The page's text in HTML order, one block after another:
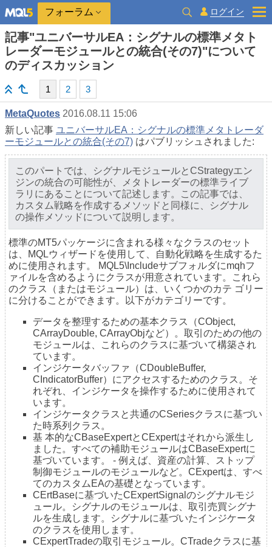
フォーラム ログイン
記事"ユニバーサルEA：シグナルの標準メタト
レーダーモジュールとの統合(その7)"について
のディスカッション
1 2 3
MetaQuotes 2016.08.11 15:06
新しい記事 ユニバーサルEA：シグナルの標準メタトレーダ
ーモジュールとの統合(その7) はパブリッシュされました:
このパートでは、シグナルモジュールとCStrategyエン
ジンの統合の可能性が、メタトレーダーの標準ライブ
ラリにあることについて記述します。この記事では、
カスタム戦略を作成するメソッドと同様に、シグナル
の操作メソッドについて説明します。
標準のMT5パッケージに含まれる様々なクラスのセット
は、MQLウィザードを使用して、自動化戦略を生成するた
めに使用されます。 MQL5\Includeサブフォルダにmqhフ
ァイルを含めるようにクラスが用意されています。これら
のクラス（またはモジュール）は、いくつかのカテ ゴリー
に分けることができます。以下がカテゴリーです。
データを整理するための基本クラス（CObject,
CArrayDouble, CArrayObjなど）。取引のための他の
モジュールは、これらのクラスに基づいて構築され
ています。
インジケータバッファ（CDoubleBuffer,
CIndicatorBuffer）にアクセスするためのクラス。そ
れぞれ、インジケータを操作するために使用されて
います。
インジケータクラスと共通のCSeriesクラスに基づい
た時系列クラス。
基 本的なCBaseExpertとCExpertはそれから派生し
ました。すべての補助モジュールはCBaseExpertに
基づいています。 - 例えば、資産の計算、ストップ
制御モジュールのモジュールなど。CExpertは、すべ
てのカスタムEAの基礎となっています。
CErtBaseに基づいたCExpertSignalのシグナルモジ
ュール。シグナルのモジュールは、取引売買シグナ
ルを生成します。シグナルに基づいたインジケータ
のクラスを使用します。
CExpertTradeの取引モジュール。CTradeクラスに基